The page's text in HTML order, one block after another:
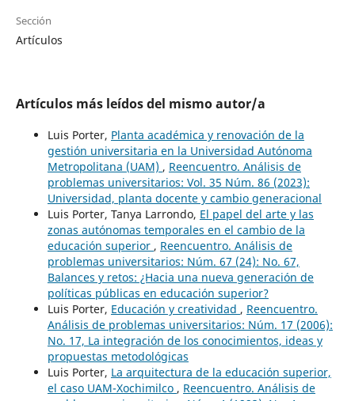
Sección
Artículos
Artículos más leídos del mismo autor/a
Luis Porter, Planta académica y renovación de la
gestión universitaria en la Universidad Autónoma
Metropolitana (UAM) , Reencuentro. Análisis de
problemas universitarios: Vol. 35 Núm. 86 (2023):
Universidad, planta docente y cambio generacional
Luis Porter, Tanya Larrondo, El papel del arte y las
zonas autónomas temporales en el cambio de la
educación superior , Reencuentro. Análisis de
problemas universitarios: Núm. 67 (24): No. 67,
Balances y retos: ¿Hacia una nueva generación de
políticas públicas en educación superior?
Luis Porter, Educación y creatividad , Reencuentro.
Análisis de problemas universitarios: Núm. 17 (2006):
No. 17, La integración de los conocimientos, ideas y
propuestas metodológicas
Luis Porter, La arquitectura de la educación superior,
el caso UAM-Xochimilco , Reencuentro. Análisis de